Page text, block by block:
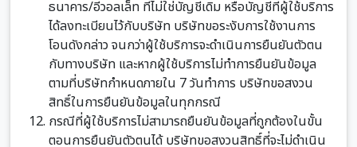
ธนาคาร/อีวอลเล็ท ที่ไม่ใช่บัญชีเดิม หรือบัญชีที่ผู้ใช้บริการ
ได้ลงทะเบียนไว้กับบริษัท บริษัทขอระงับการใช้งานการ
โอนดังกล่าว จนกว่าผู้ใช้บริการจะดำเนินการยืนยันตัวตน
กับทางบริษัท และหากผู้ใช้บริการไม่ทำการยืนยันข้อมูล
ตามที่บริษัทกำหนดภายใน 7 วันทำการ บริษัทขอสงวน
สิทธิ์ในการยืนยันข้อมูลในทุกกรณี
กรณีที่ผู้ใช้บริการไม่สามารถยืนยันข้อมูลที่ถูกต้องในขั้น
ตอนการยืนยันตัวตนได้ บริษัทขอสงวนสิทธิ์ที่จะไม่ดำเนิน